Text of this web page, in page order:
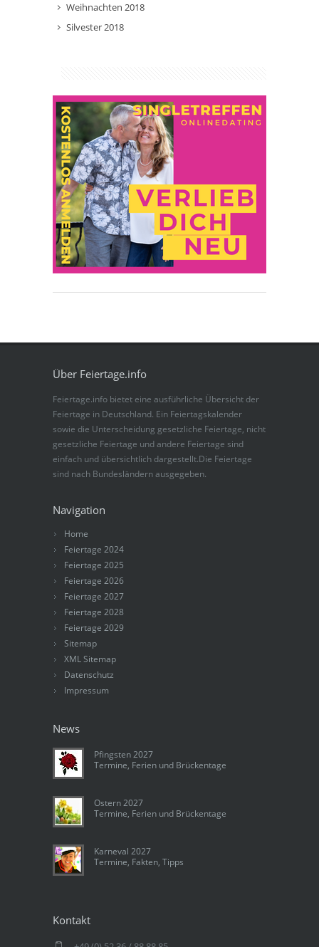
Weihnachten 2018
Silvester 2018
Über Feiertage.info
Feiertage.info bietet eine ausführliche Übersicht der
Feiertage in Deutschland. Ein Feiertagskalender
sowie die Unterscheidung gesetzliche Feiertage, nicht
gesetzliche Feiertage und andere Feiertage sind
einfach und übersichtlich dargestellt.Die Feiertage
sind nach Bundesländern ausgegeben.
Navigation
Home
Feiertage 2024
Feiertage 2025
Feiertage 2026
Feiertage 2027
Feiertage 2028
Feiertage 2029
Sitemap
XML Sitemap
Datenschutz
Impressum
News
Pfingsten 2027
Termine, Ferien und Brückentage
Ostern 2027
Termine, Ferien und Brückentage
Karneval 2027
Termine, Fakten, Tipps
Kontakt